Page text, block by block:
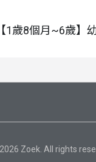
1歲8個月~6歲】
Zoek. All rights